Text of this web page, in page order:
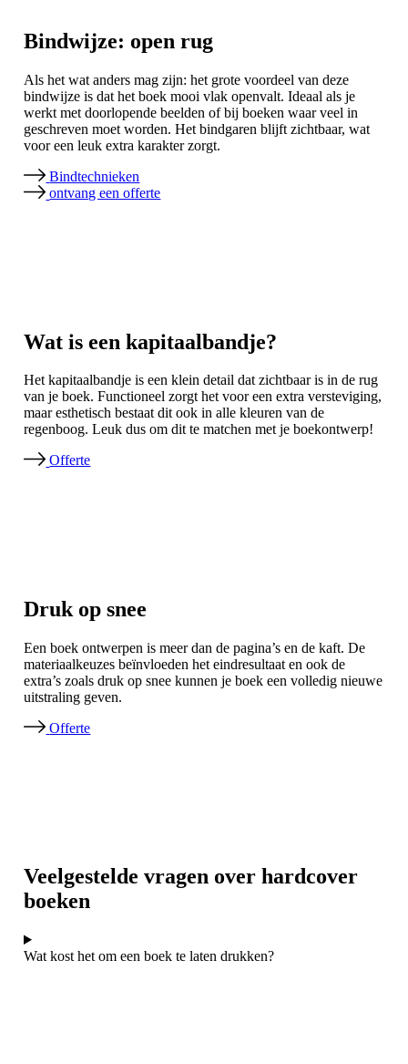
Bindwijze: open rug
Als het wat anders mag zijn: het grote voordeel van deze
bindwijze is dat het boek mooi vlak openvalt. Ideaal als je
werkt met doorlopende beelden of bij boeken waar veel in
geschreven moet worden. Het bindgaren blijft zichtbaar, wat
voor een leuk extra karakter zorgt.
Bindtechnieken
ontvang een offerte
Wat is een kapitaalbandje?
Het kapitaalbandje is een klein detail dat zichtbaar is in de rug
van je boek. Functioneel zorgt het voor een extra versteviging,
maar esthetisch bestaat dit ook in alle kleuren van de
regenboog. Leuk dus om dit te matchen met je boekontwerp!
Offerte
Druk op snee
Een boek ontwerpen is meer dan de pagina’s en de kaft. De
materiaalkeuzes beïnvloeden het eindresultaat en ook de
extra’s zoals druk op snee kunnen je boek een volledig nieuwe
uitstraling geven.
Offerte
Veelgestelde vragen over hardcover
boeken
Wat kost het om een boek te laten drukken?